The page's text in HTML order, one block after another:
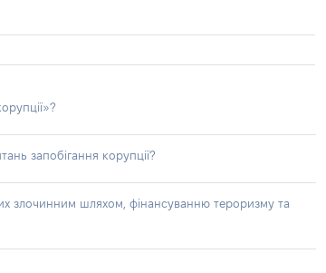
запобігання корупції?
злочинним шляхом, фінансуванню тероризму та